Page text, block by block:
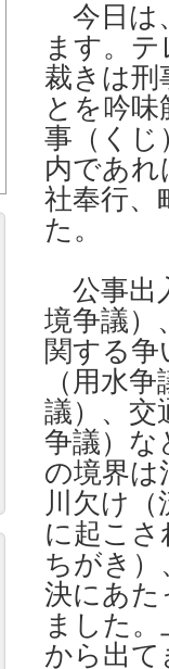
今日は
ます。
裁きは刑
とを吟
事（くじ
内であれ
社奉行、
た。
公事出
境争議）
関する争
（用水
議）、交
争議）な
の境界は
川欠け
に起こさ
ちがき）
決にあた
ました
から出て